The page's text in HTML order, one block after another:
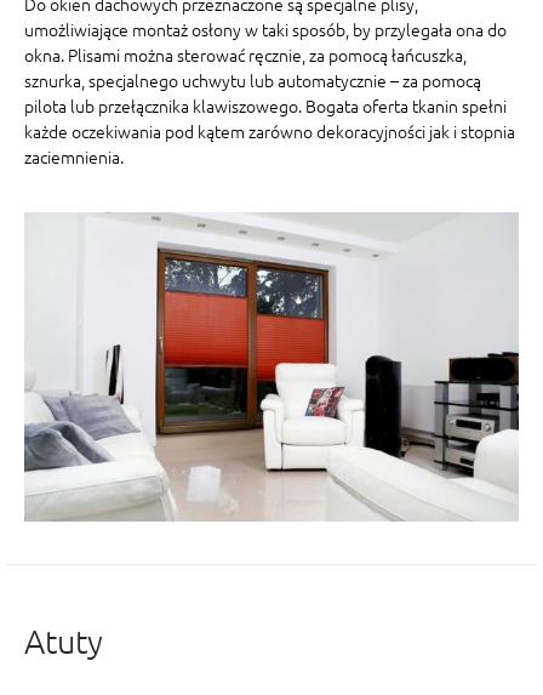
umożliwiające montaż osłony w taki sposób, by przylegała ona do
okna. Plisami można sterować ręcznie, za pomocą łańcuszka,
sznurka, specjalnego uchwytu lub automatycznie – za pomocą
pilota lub przełącznika klawiszowego. Bogata oferta tkanin spełni
każde oczekiwania pod kątem zarówno dekoracyjności jak i stopnia
zaciemnienia.
Atuty